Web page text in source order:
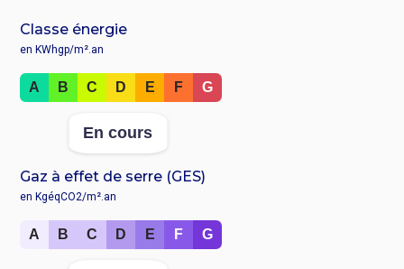
Classe énergie
en KWhgp/m².an
Rang
:
A B C D E F G
En cours
Gaz à effet de serre (GES)
en KgéqCO2/m².an
Rang
A B C D E F G